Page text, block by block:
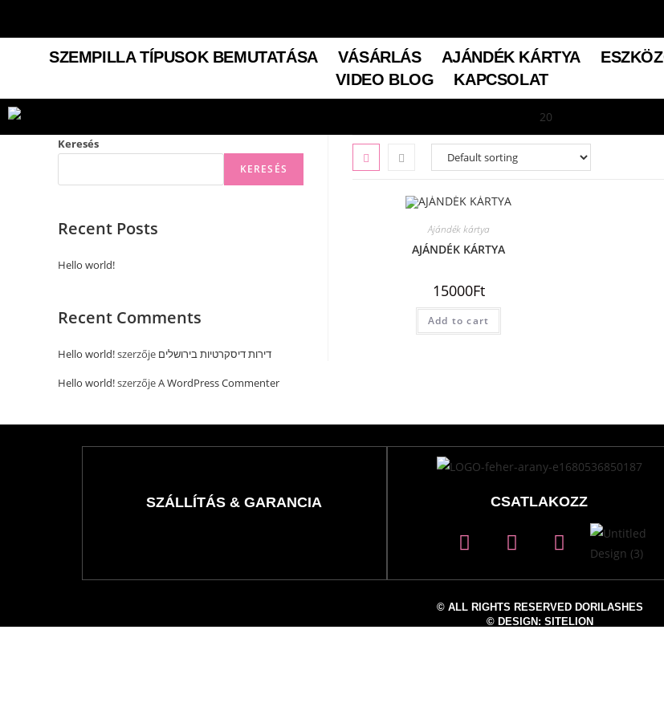
SZEMPILLA TÍPUSOK BEMUTATÁSA VÁSÁRLÁS AJÁNDÉK KÁRTYA
VIDEO BLOG
KAPCSOLAT
Ajándék kártya
AJÁNDÉK KÁRTYA
15000Ft
Add to cart
Keresés
KERESÉS
Recent Posts
Hello world!
Recent Comments
Hello world!szerzője דירות דיסקרטיות בירושלים
Hello world!szerzőjeA WordPress Commenter
SZÁLLÍTÁS & GARANCIA CSATLAKOZZ
© ALL RIGHTS RESERVED DORILASHES
© DESIGN: SITELION